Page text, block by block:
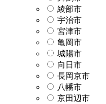
綾部市
宇治市
宮津市
亀岡市
城陽市
向日市
長岡京市
八幡市
京田辺市